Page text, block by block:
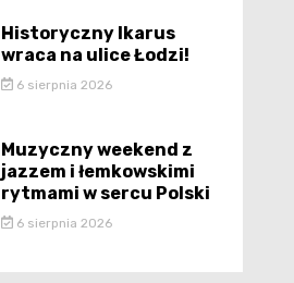
Historyczny Ikarus
wraca na ulice Łodzi!
6 sierpnia 2026
Muzyczny weekend z
jazzem i łemkowskimi
rytmami w sercu Polski
6 sierpnia 2026